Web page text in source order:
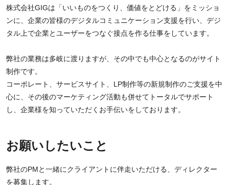
株式会社GIGは「いいものをつくり、価値をとどける」をミッショ
ンに、企業の皆様のデジタルコミュニケーション支援を行い、デジ
タル上で企業とユーザーをつなぐ接点を作る仕事をしています。
弊社の業務は多岐に渡りますが、その中でも中心となるのがサイト
制作です。
コーポレート、サービスサイト、LP制作等の新規制作のご支援を中
心に、その後のマーケティング活動も併せてトータルでサポート
し、企業様を知っていただくお手伝いをしております。
お願いしたいこと
弊社のPMと一緒にクライアントに伴走いただける、ディレクター
を募集します。